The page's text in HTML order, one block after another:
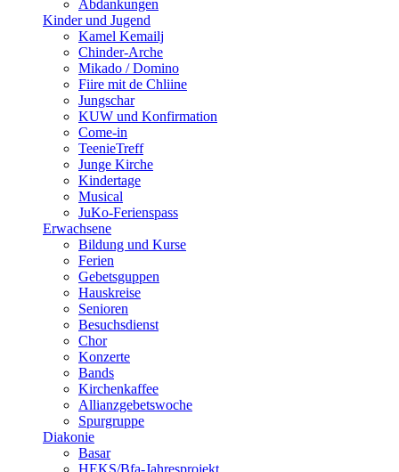
Abdankungen
Kinder und Jugend
Kamel Kemailj
Chinder-Arche
Mikado / Domino
Fiire mit de Chliine
Jungschar
KUW und Konfirmation
Come-in
TeenieTreff
Junge Kirche
Kindertage
Musical
JuKo-Ferienspass
Erwachsene
Bildung und Kurse
Ferien
Gebetsguppen
Hauskreise
Senioren
Besuchsdienst
Chor
Konzerte
Bands
Kirchenkaffee
Allianzgebetswoche
Spurgruppe
Diakonie
Basar
HEKS/Bfa-Jahresprojekt